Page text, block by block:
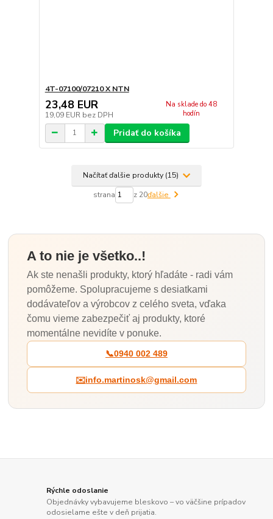
4T-07100/07210 X NTN
23,48 EUR
19,09 EUR bez DPH
Na sklade do 48
hodín
Pridať do košíka
Načítať ďalšie produkty (15)
strana z 20ďalšie
A to nie je všetko..!
Ak ste nenašli produkty, ktorý hľadáte - radi vám
pomôžeme. Spolupracujeme s desiatkami
dodávateľov a výrobcov z celého sveta, vďaka
čomu vieme zabezpečiť aj produkty, ktoré
momentálne nevidíte v ponuke.
📞0940 002 489
✉️info.martinosk@gmail.com
Rýchle odoslanie
Objednávky vybavujeme bleskovo – vo väčšine prípadov
odosielame ešte v deň prijatia.